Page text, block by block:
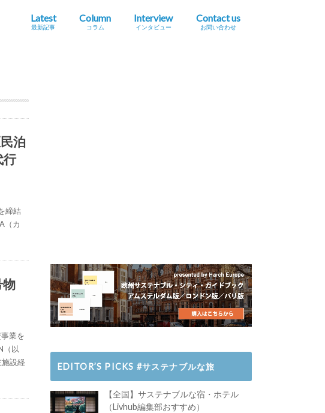
Latest
最新記事
Column
コラム
Interview
インタビュー
Contact us
お問い合わせ
泊
行
締結
（カ
物
業を
（以
設経
EDITOR’S PICKS #サステナブルな旅
【全国】サステナブルな宿・ホテル
（Livhub編集部おすすめ）